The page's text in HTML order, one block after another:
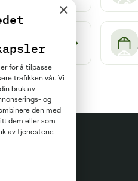
×
for å tilpasse
trafikken vår. Vi
bruk av
og
den med
dem eller som
av tjenestene